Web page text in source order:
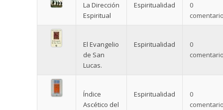
La Dirección
Espiritual
Espiritualidad
0
El Evangelio
de San
Lucas.
Espiritualidad
0
Índice
Ascético del
Espiritualidad
0